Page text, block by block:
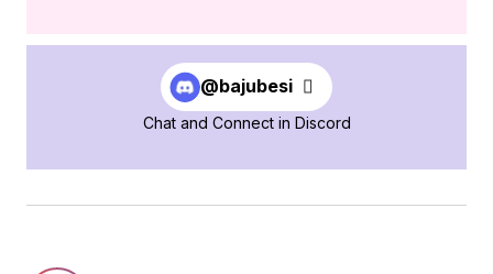
@bajubesi
Chat and Connect in Discord